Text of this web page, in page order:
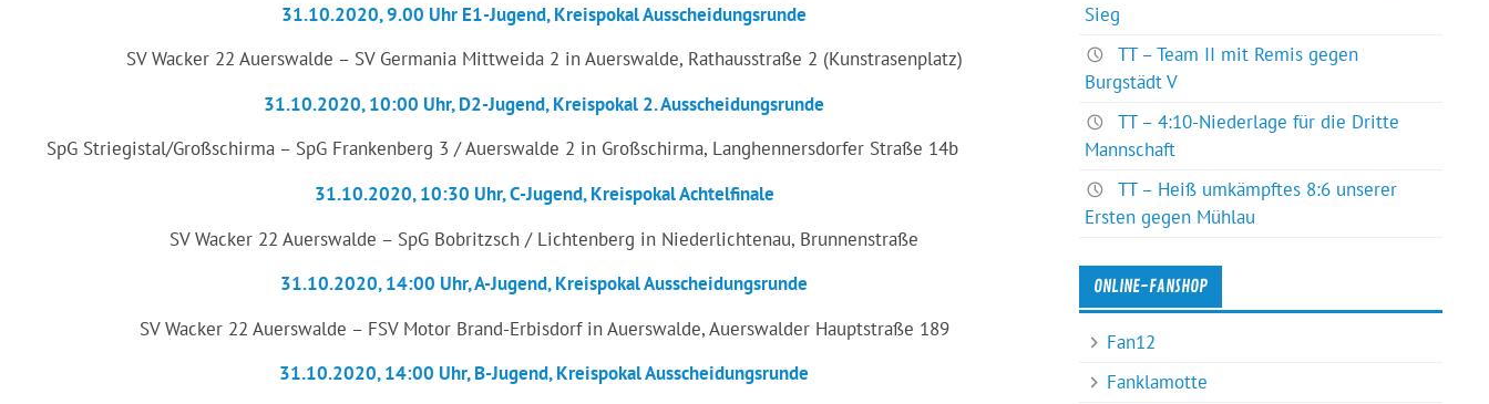
31.10.2020, 9.00 Uhr E1-Jugend, Kreispokal Ausscheidungsrunde
SV Wacker 22 Auerswalde – SV Germania Mittweida 2 in Auerswalde, Rathausstraße 2 (Kunstrasenplatz)
31.10.2020, 10:00 Uhr, D2-Jugend, Kreispokal 2. Ausscheidungsrunde
SpG Striegistal/Großschirma – SpG Frankenberg 3 / Auerswalde 2 in Großschirma, Langhennersdorfer Straße 14b
31.10.2020, 10:30 Uhr, C-Jugend, Kreispokal Achtelfinale
SV Wacker 22 Auerswalde – SpG Bobritzsch / Lichtenberg in Niederlichtenau, Brunnenstraße
31.10.2020, 14:00 Uhr, A-Jugend, Kreispokal Ausscheidungsrunde
SV Wacker 22 Auerswalde – FSV Motor Brand-Erbisdorf in Auerswalde, Auerswalder Hauptstraße 189
31.10.2020, 14:00 Uhr, B-Jugend, Kreispokal Ausscheidungsrunde
Sieg
TT – Team II mit Remis gegen
Burgstädt V
TT – 4:10-Niederlage für die Dritte
Mannschaft
TT – Heiß umkämpftes 8:6 unserer
Ersten gegen Mühlau
ONLINE-FANSHOP
Fan12
Fanklamotte